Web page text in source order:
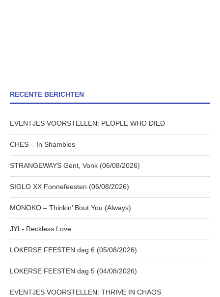
RECENTE BERICHTEN
EVENTJES VOORSTELLEN: PEOPLE WHO DIED
CHES – In Shambles
STRANGEWAYS Gent, Vonk (06/08/2026)
SIGLO XX Fonnefeesten (06/08/2026)
MONOKO – Thinkin’ Bout You (Always)
JYL- Reckless Love
LOKERSE FEESTEN dag 6 (05/08/2026)
LOKERSE FEESTEN dag 5 (04/08/2026)
EVENTJES VOORSTELLEN: THRIVE IN CHAOS